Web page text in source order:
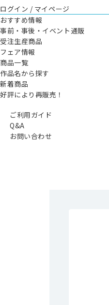
ログイン / マイページ
おすすめ情報
事前・事後・イベント通販
受注生産商品
フェア情報
商品一覧
作品名から探す
新着商品
好評により再販売！
ご利用ガイド
Q&A
お問い合わせ